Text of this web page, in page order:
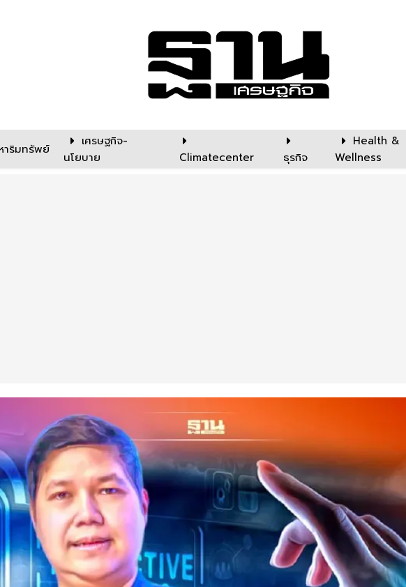
าริมทรัพย์
เศรษฐกิจ-
นโยบาย
Climatecenter ธุรกิจ
Health &
Wellness